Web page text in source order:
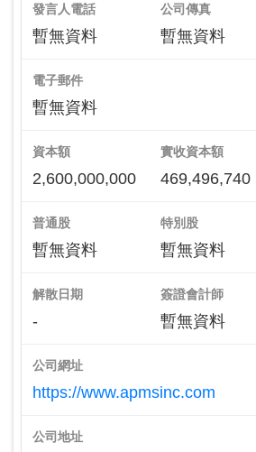
發言人電話
暫無資料
公司傳真
暫無資料
電子郵件
暫無資料
資本額
2,600,000,000
實收資本額
469,496,740
普通股
暫無資料
特別股
暫無資料
解散日期
-
簽證會計師
暫無資料
公司網址
https://www.apmsinc.com
公司地址